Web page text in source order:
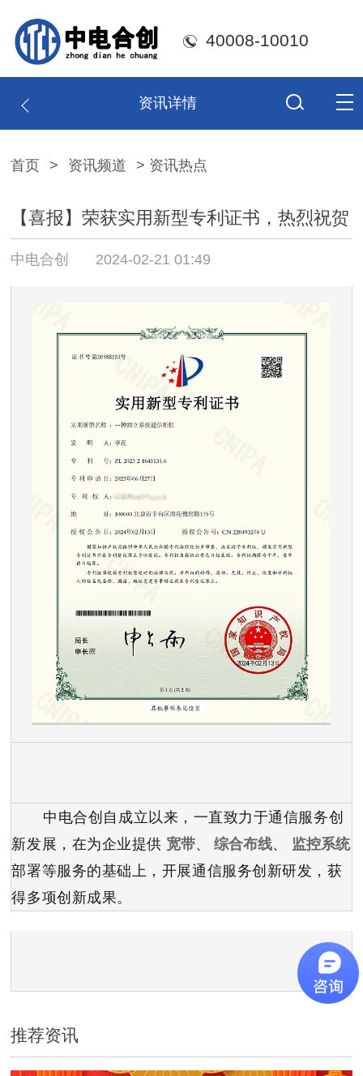
40008-10010
资讯详情
首页 > 资讯频道 > 资讯热点
【喜报】荣获实用新型专利证书，热烈祝贺
中电合创 2024-02-21 01:49
中电合创自成立以来，一直致力于通信服务创
新发展，在为企业提供 宽带、 综合布线、
监控系统
部署等服务的基础上，开展通信服务创新研发，获
得多项创新成果。
推荐资讯